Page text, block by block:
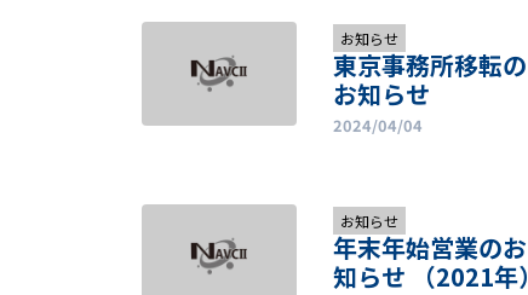
お知らせ
東京事務所移転の
お知らせ
2024/04/04
お知らせ
年末年始営業のお
知らせ （2021年）